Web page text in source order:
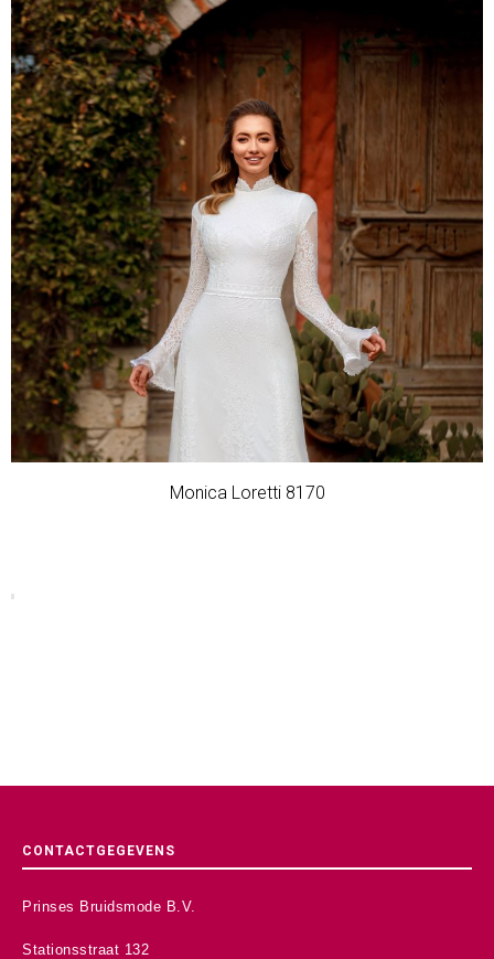
Monica Loretti 8170
CONTACTGEGEVENS
Prinses Bruidsmode B.V.
Stationsstraat 132